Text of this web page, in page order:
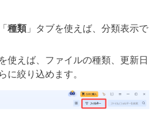
種類」タブを使えば、分類表示で
使えば、ファイルの種類、更新日
に絞り込めます。